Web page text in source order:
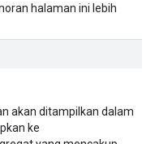
halaman ini lebih
akan ditampilkan dalam
ke